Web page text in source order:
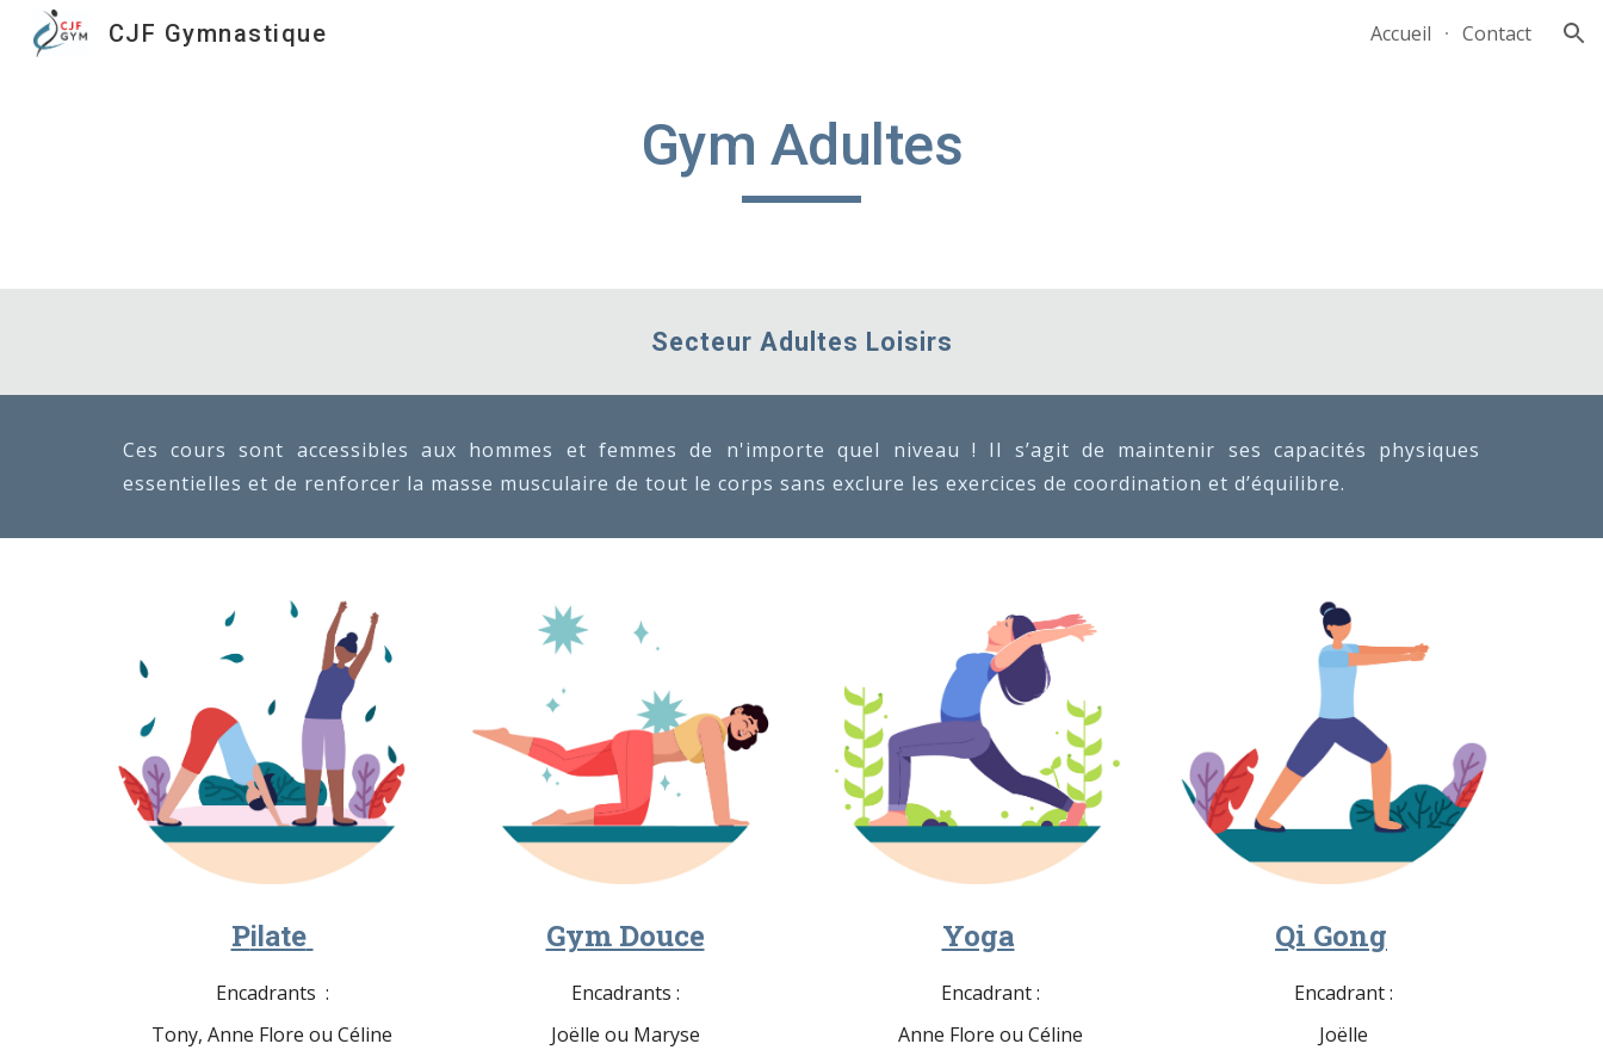
CJF Gymnastique Accueil Contact
Gym Adultes
Secteur Adultes Loisirs
Ces cours sont accessibles aux hommes et femmes de n'importe quel niveau ! Il s’agit de maintenir ses capacités physiques
essentielles et de renforcer la masse musculaire de tout le corps sans exclure les exercices de coordination et d’équilibre.
Pilate
Encadrants :
Tony, Anne Flore ou Céline
Gym Douce
Encadrants :
Joëlle ou Maryse
Yoga
Encadrant :
Anne Flore ou Céline
Qi Gong
Encadrant :
Joëlle